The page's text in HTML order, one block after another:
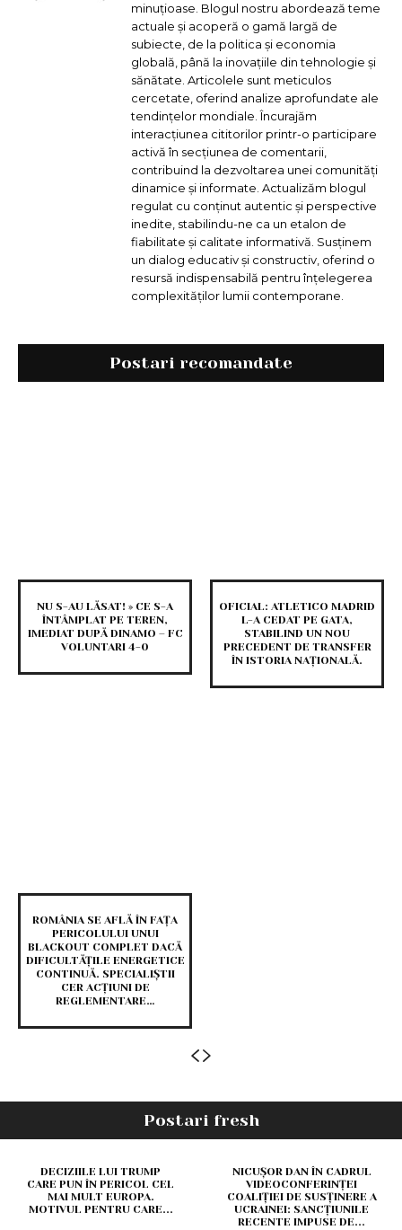
minuțioase. Blogul nostru abordează teme
actuale și acoperă o gamă largă de
subiecte, de la politica și economia
globală, până la inovațiile din tehnologie și
sănătate. Articolele sunt meticulos
cercetate, oferind analize aprofundate ale
tendințelor mondiale. Încurajăm
interacțiunea cititorilor printr-o participare
activă în secțiunea de comentarii,
contribuind la dezvoltarea unei comunități
dinamice și informate. Actualizăm blogul
regulat cu conținut autentic și perspective
inedite, stabilindu-ne ca un etalon de
fiabilitate și calitate informativă. Susținem
un dialog educativ și constructiv, oferind o
resursă indispensabilă pentru înțelegerea
complexităților lumii contemporane.
Postari recomandate
NU S-AU LĂSAT! » CE S-A
ÎNTÂMPLAT PE TEREN,
IMEDIAT DUPĂ DINAMO – FC
VOLUNTARI 4-0
OFICIAL: ATLETICO MADRID
L-A CEDAT PE GATA,
STABILIND UN NOU
PRECEDENT DE TRANSFER
ÎN ISTORIA NAȚIONALĂ.
ROMÂNIA SE AFLĂ ÎN FAȚA
PERICOLULUI UNUI
BLACKOUT COMPLET DACĂ
DIFICULTĂȚILE ENERGETICE
CONTINUĂ. SPECIALIȘTII
CER ACȚIUNI DE
REGLEMENTARE…
Postari fresh
DECIZIILE LUI TRUMP
CARE PUN ÎN PERICOL CEL
MAI MULT EUROPA.
MOTIVUL PENTRU CARE...
NICUȘOR DAN ÎN CADRUL
VIDEOCONFERINȚEI
COALIȚIEI DE SUSȚINERE A
UCRAINEI: SANCȚIUNILE
RECENTE IMPUSE DE...